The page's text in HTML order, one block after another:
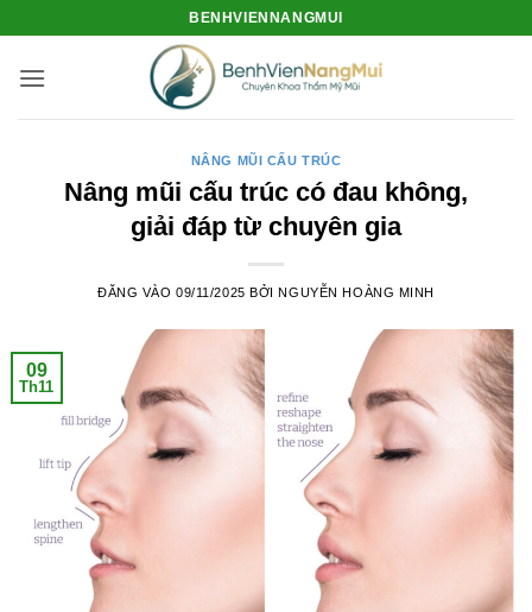
nội
BENHVIENNANGMUI
NÂNG MŨI CẤU TRÚC
Nâng mũi cấu trúc có đau không,
giải đáp từ chuyên gia
ĐĂNG VÀO09/11/2025 BỞINGUYỄN HOÀNG MINH
09
Th11